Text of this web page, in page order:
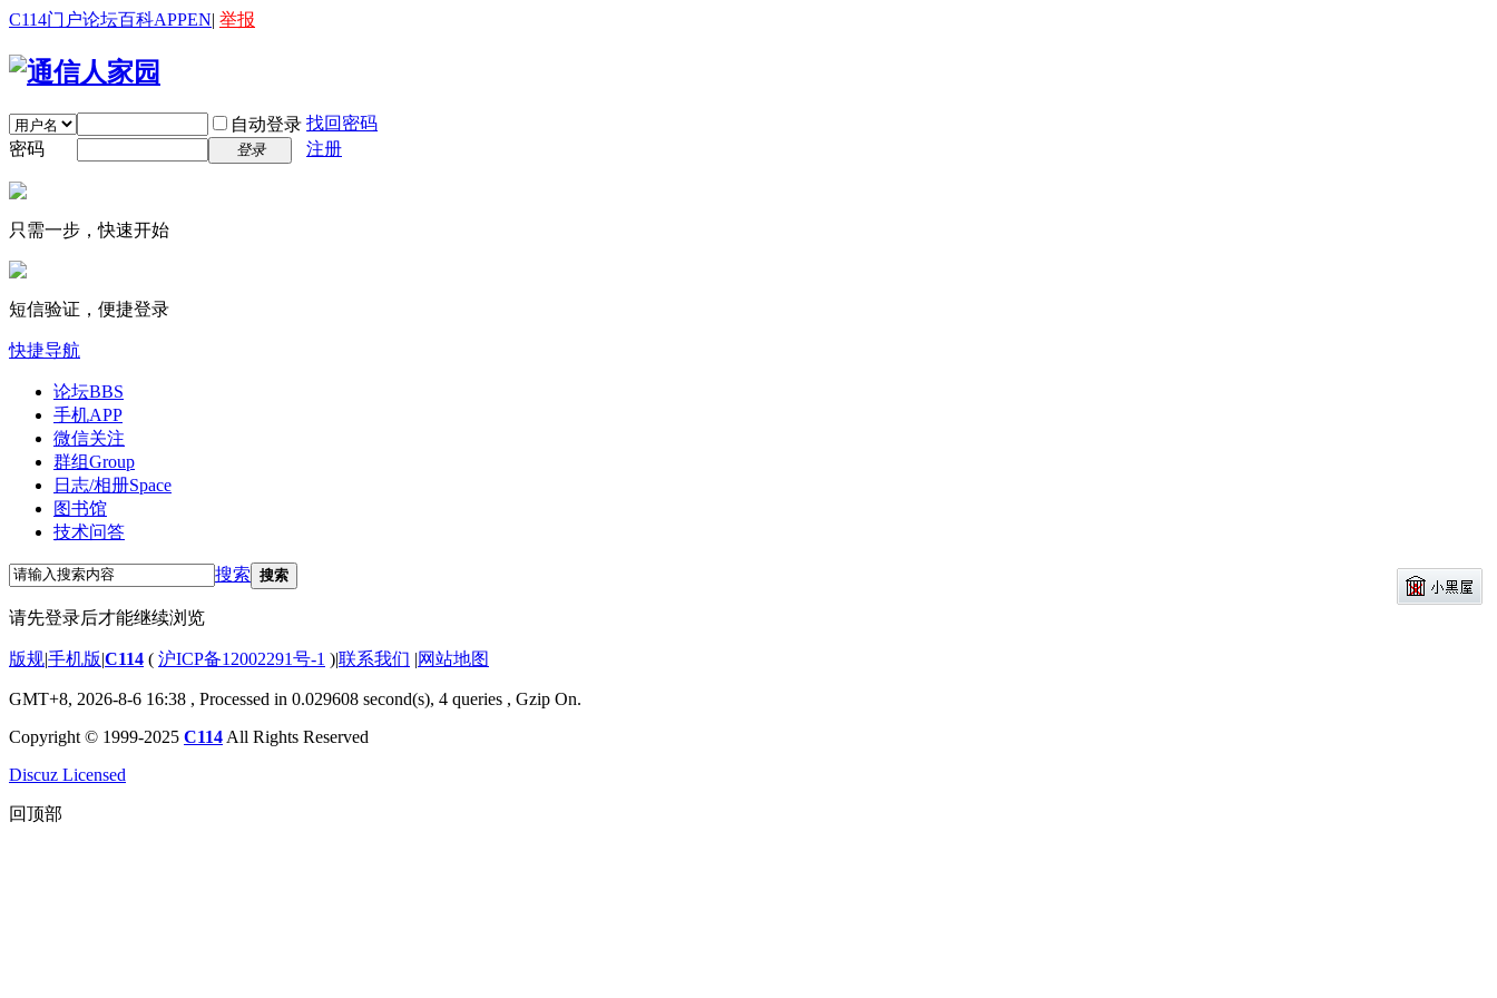
C114门户论坛百科APPEN| 举报
自动登录 找回密码
密码
登录 注册
只需一步，快速开始
短信验证，便捷登录
快捷导航
论坛BBS
手机APP
微信关注
群组Group
日志/相册Space
图书馆
技术问答
搜索 搜索
请先登录后才能继续浏览
版规|手机版|C114 ( 沪ICP备12002291号-1 )|联系我们 |网站地图
GMT+8, 2026-8-6 16:38 , Processed in 0.029608 second(s), 4 queries , Gzip On.
Copyright © 1999-2025 C114 All Rights Reserved
Discuz Licensed
回顶部